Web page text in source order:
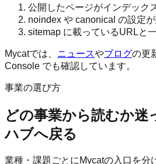
公開したページがインデック
noindex や canonical の設定
sitemap に載っているURLと
Mycatでは、 ニュースやブログの更
Console でも確認しています。
事業の選び方
どの事業から読むか迷
ハブへ戻る
業種・課題ごとにMycatの入口を分